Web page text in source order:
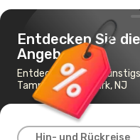
Entdecken Sie
Angebote
Entdecken Sie die
Tampa nach Newark, NJ
Hin- und Rückreise